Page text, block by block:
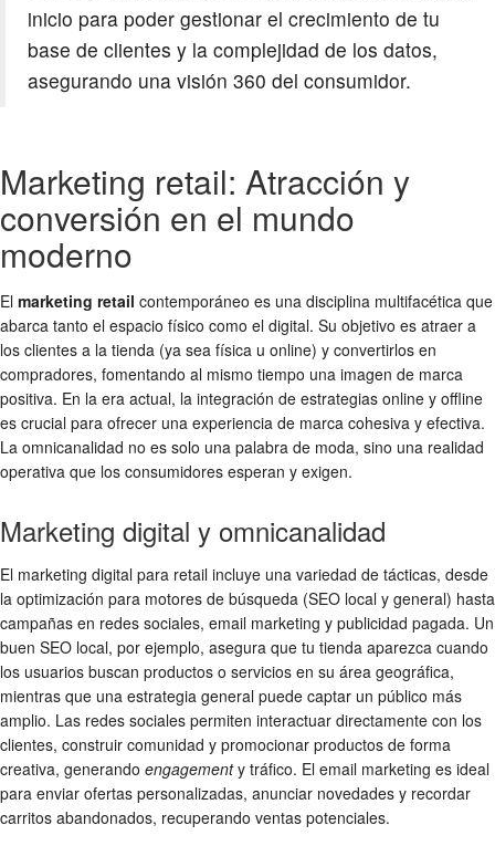
inicio para poder gestionar el crecimiento de tu
base de clientes y la complejidad de los datos,
asegurando una visión 360 del consumidor.
Marketing retail: Atracción y
conversión en el mundo
moderno
El marketing retail contemporáneo es una disciplina multifacética que
abarca tanto el espacio físico como el digital. Su objetivo es atraer a
los clientes a la tienda (ya sea física u online) y convertirlos en
compradores, fomentando al mismo tiempo una imagen de marca
positiva. En la era actual, la integración de estrategias online y offline
es crucial para ofrecer una experiencia de marca cohesiva y efectiva.
La omnicanalidad no es solo una palabra de moda, sino una realidad
operativa que los consumidores esperan y exigen.
Marketing digital y omnicanalidad
El marketing digital para retail incluye una variedad de tácticas, desde
la optimización para motores de búsqueda (SEO local y general) hasta
campañas en redes sociales, email marketing y publicidad pagada. Un
buen SEO local, por ejemplo, asegura que tu tienda aparezca cuando
los usuarios buscan productos o servicios en su área geográfica,
mientras que una estrategia general puede captar un público más
amplio. Las redes sociales permiten interactuar directamente con los
clientes, construir comunidad y promocionar productos de forma
creativa, generando engagementy tráfico. El email marketing es ideal
para enviar ofertas personalizadas, anunciar novedades y recordar
carritos abandonados, recuperando ventas potenciales.